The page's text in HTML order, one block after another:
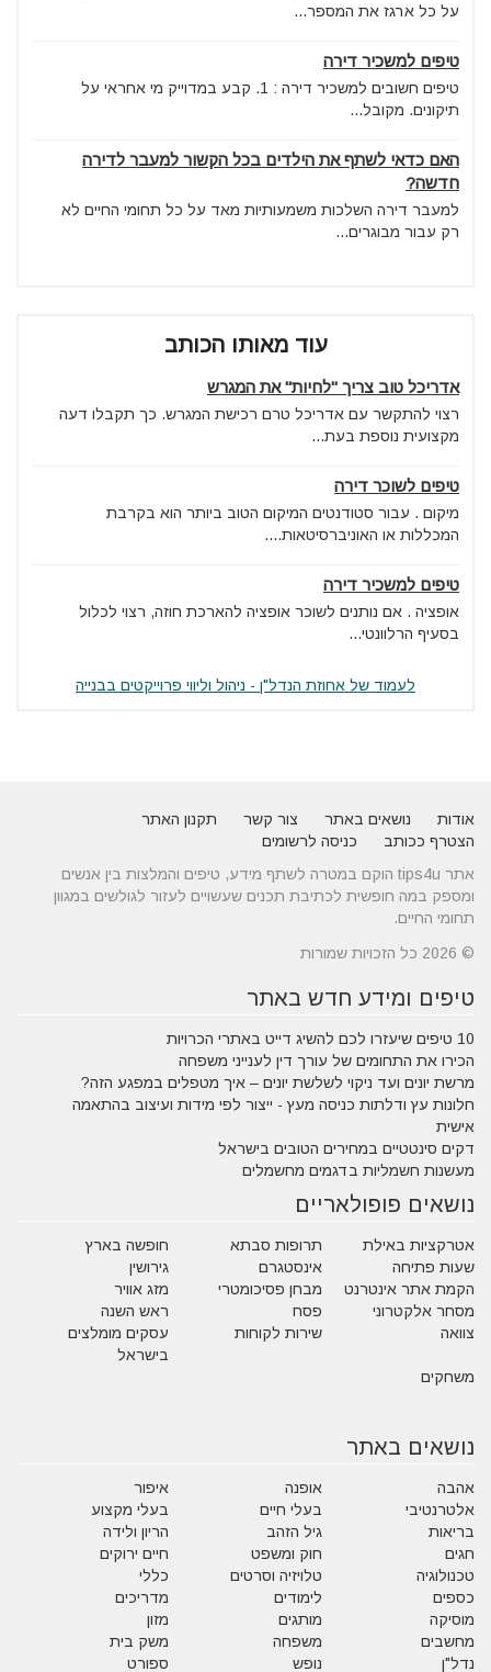
על כל ארגז את המספר...
טיפים למשכיר דירה
טיפים חשובים למשכיר דירה : 1. קבע במדוייק מי אחראי על
תיקונים. מקובל...
האם כדאי לשתף את הילדים בכל הקשור למעבר לדירה
חדשה?
למעבר דירה השלכות משמעותיות מאד על כל תחומי החיים לא
רק עבור מבוגרים...
עוד מאותו הכותב
אדריכל טוב צריך "לחיות" את המגרש
רצוי להתקשר עם אדריכל טרם רכישת המגרש. כך תקבלו דעה
מקצועית נוספת בעת...
טיפים לשוכר דירה
מיקום . עבור סטודנטים המיקום הטוב ביותר הוא בקרבת
המכללות או האוניברסיטאות....
טיפים למשכיר דירה
אופציה . אם נותנים לשוכר אופציה להארכת חוזה, רצוי לכלול
בסעיף הרלוונטי...
לעמוד של אחוזת הנדל"ן - ניהול וליווי פרוייקטים בבנייה
אודות נושאים באתר צור קשר
תקנון האתר
הצטרף ככותב
כניסה לרשומים
אתר tips4u הוקם במטרה לשתף מידע, טיפים והמלצות בין אנשים
ומספק במה חופשית לכתיבת תכנים שעשויים לעזור לגולשים במגוון
תחומי החיים.
© 2026 כל הזכויות שמורות
טיפים ומידע חדש באתר
10 טיפים שיעזרו לכם להשיג דייט באתרי הכרויות
הכירו את התחומים של עורך דין לענייני משפחה
מרשת יונים ועד ניקוי לשלשת יונים – איך מטפלים במפגע הזה?
חלונות עץ ודלתות כניסה מעץ - ייצור לפי מידות ועיצוב בהתאמה
אישית
דקים סינטטיים במחירים הטובים בישראל
מעשנות חשמליות בדגמים מחשמלים
נושאים פופולאריים
אטרקציות באילת תרופות סבתא
חופשה בארץ
שעות פתיחה
אינסטגרם
גירושין
הקמת אתר אינטרנט
מבחן פסיכומטרי
מזג אוויר
מסחר אלקטרוני
פסח
ראש השנה
צוואה
שירות לקוחות
עסקים מומלצים
בישראל
משחקים
נושאים באתר
אהבה אופנה
איפור
אלטרנטיבי
בעלי חיים
בעלי מקצוע
בריאות
גיל הזהב
הריון ולידה
חגים
חוק ומשפט
חיים ירוקים
טכנולוגיה
טלויזיה וסרטים
כללי
כספים
לימודים
מדריכים
מוסיקה
מותגים
מזון
מחשבים
משפחה
משק בית
נדל"ן
נופש ספורט